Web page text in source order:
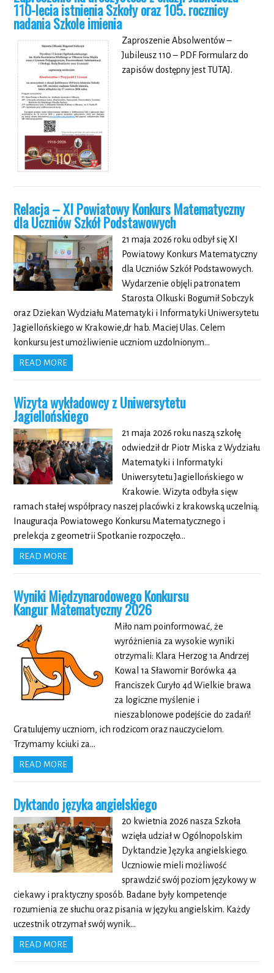
110-lecia istnienia Szkoły oraz 105. rocznicy
nadania Szkole imienia
Zaproszenie Absolwentów –
Jubileusz 110 – PDF Formularz do
zapisów dostępny jest TUTAJ.
Relacja –XI Powiatowy Konkurs Matematyczny
dla Uczniów Szkół Podstawowych
21 maja 2026 roku odbył się XI
Powiatowy Konkurs Matematyczny
dla Uczniów Szkół Podstawowych.
Wydarzenie objęli patronatem
Starosta Olkuski Bogumił Sobczyk
oraz Dziekan Wydziału Matematyki i Informatyki Uniwersytetu
Jagiellońskiego w Krakowie,dr hab. Maciej Ulas. Celem
konkursu jest umożliwienie uczniom uzdolnionym…
READ MORE
Wizyta wykładowcy z Uniwersytetu
Jagiellońskiego
21 maja 2026 roku naszą szkołę
odwiedził dr Piotr Miska z Wydziału
Matematyki i Informatyki
Uniwersytetu Jagiellońskiego w
Krakowie. Wizyta odbyła sięw
ramach stałej współpracy naszej placówki z krakowską uczelnią.
Inauguracja Powiatowego Konkursu Matematycznego i
prelekcja z geometrii Spotkanie rozpoczęło…
READ MORE
Wyniki Międzynarodowego Konkursu
Kangur Matematyczny 2026
Miło nam poinformować, że
wyróżnienia za wysokie wyniki
otrzymali: Klara Herzog 1a Andrzej
Kowal 1a Sławomir Borówka 4a
Franciszek Curyło 4d Wielkie brawa
za logiczne myślenie i
nieszablonowe podejście do zadań!
Gratulujemy uczniom, ich rodzicom oraz nauczycielom.
Trzymamy kciuki za…
READ MORE
Dyktando języka angielskiego
20 kwietnia 2026 nasza Szkoła
wzięła udział w Ogólnopolskim
Dyktandzie Języka angielskiego.
Uczniowie mieli możliwość
sprawdzić swój poziom językowy w
ciekawy i praktyczny sposób. Badane były kompetencje
rozumienia ze słuchu oraz pisania w języku angielskim. Każdy
uczestnik otrzymał swój wynik…
READ MORE